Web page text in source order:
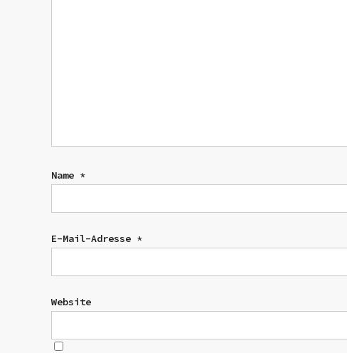
Name *
E-Mail-Adresse *
Website